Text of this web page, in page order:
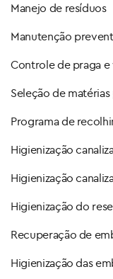
Manejo de resíduos
Manutenção
Controle de praga
Seleção de
Programa de
Higienização
Higienização
Higienização do
Recuperação de
Higienização das